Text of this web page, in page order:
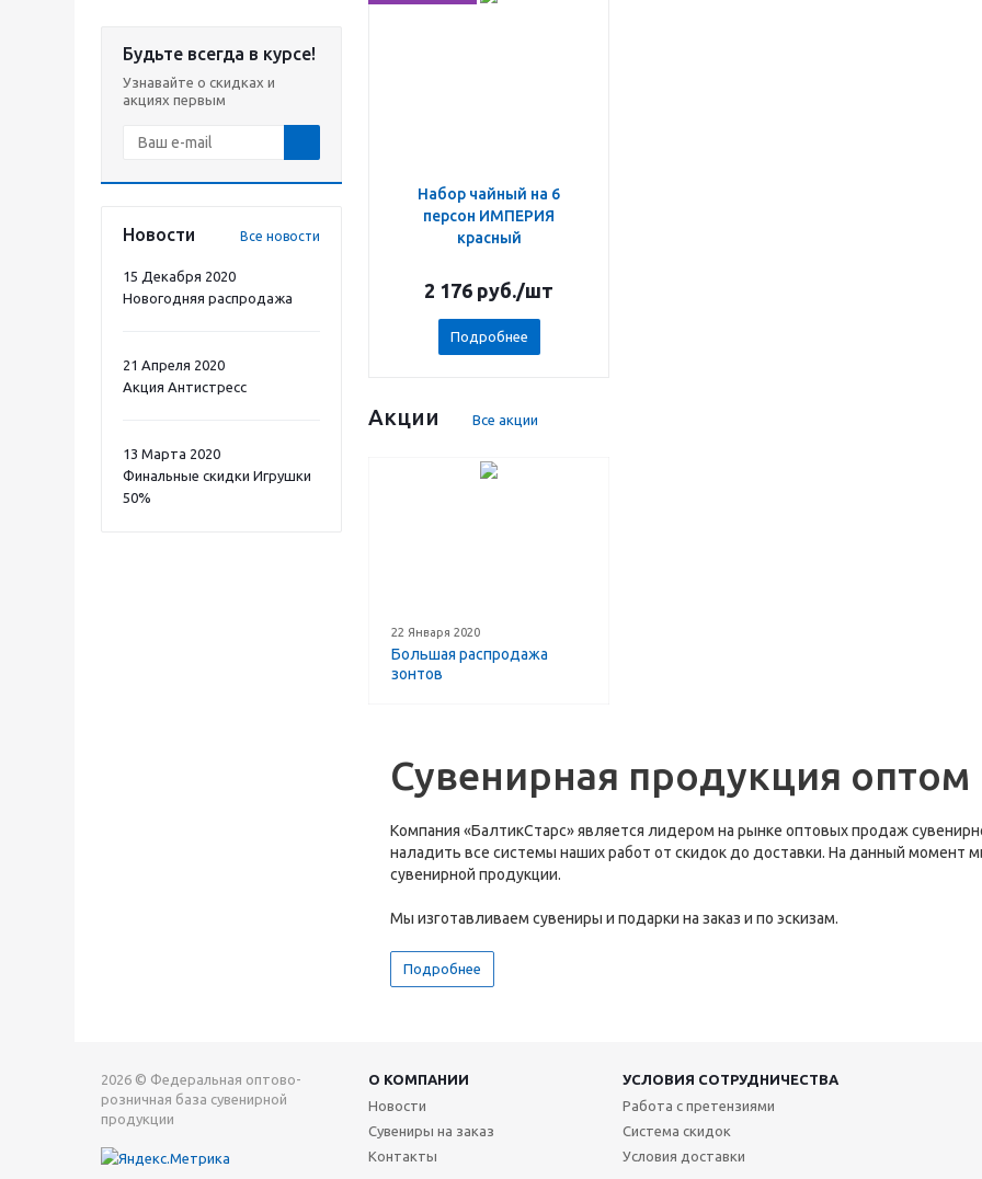
Будьте всегда в курсе!
Узнавайте о скидках и
акциях первым
Новости Все новости
15 Декабря 2020
Новогодняя распродажа
21 Апреля 2020
Акция Антистресс
13 Марта 2020
Финальные скидки Игрушки
50%
Набор чайный на 6
персон ИМПЕРИЯ
красный
2 176 руб./шт
Подробнее
Акции Все акции
22 Января 2020
Большая распродажа
зонтов
Сувенирная продукция оптом
Компания «БалтикСтарс» является лидером на рынке оптовых продаж
наладить все системы наших работ от скидок до доставки. На данный
сувенирной продукции.
Мы изготавливаем сувениры и подарки на заказ и по эскизам.
Подробнее
2026 © Федеральная оптово-
розничная база сувенирной
продукции
О КОМПАНИИ
УСЛОВИЯ СОТРУДНИЧЕСТВА
Новости
Сувениры на заказ
Контакты
Работа с претензиями
Система скидок
Условия доставки